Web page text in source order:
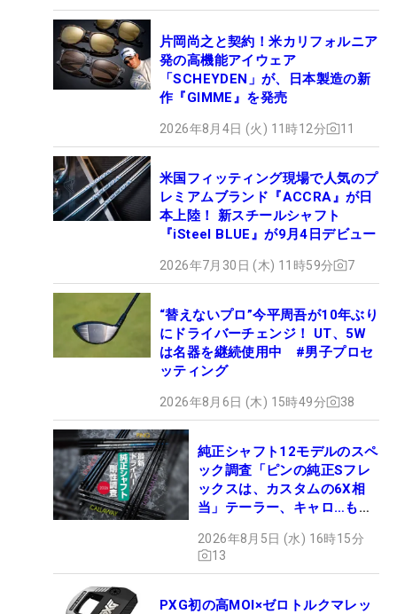
片岡尚之と契約！米カリフォルニア
発の高機能アイウェア
「SCHEYDEN」が、日本製造の新
作『GIMME』を発売
2026年8月4日 (火) 11時12分 11
米国フィッティング現場で人気のプ
レミアムブランド『ACCRA』が日
本上陸！ 新スチールシャフト
『iSteel BLUE』が9月4日デビュー
2026年7月30日 (木) 11時59分 7
“替えないプロ”今平周吾が10年ぶり
にドライバーチェンジ！ UT、5W
は名器を継続使用中 #男子プロセ
ッティング
2026年8月6日 (木) 15時49分 38
純正シャフト12モデルのスペ
ック調査「ピンの純正Sフレ
ックスは、カスタムの6X相
当」テーラー、キャロ…もチ
2026年8月5日 (水) 16時15分
13
PXG初の高MOI×ゼロトルクマレッ